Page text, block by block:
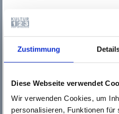
Zustimmung
Diese Webseite verwendet
Wir verwenden Cookies, um
personalisieren, Funktionen für